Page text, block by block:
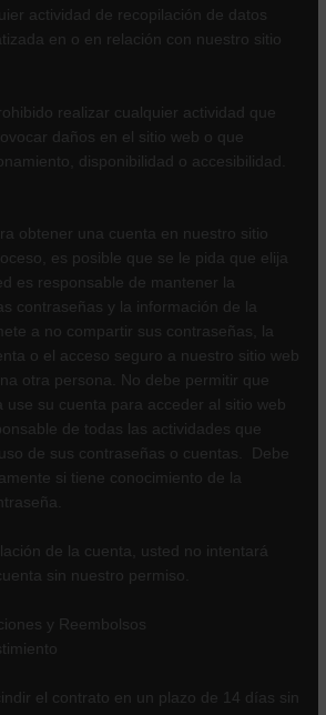
actividad de recopilación de datos
en o en relación con nuestro sitio
realizar cualquier actividad que
daños en el sitio web o que
disponibilidad o accesibilidad.
obtener una cuenta en nuestro sitio
es posible que se le pida que elija
es responsable de mantener la
contraseñas y la información de la
a no compartir sus contraseñas, la
o el acceso seguro a nuestro sitio web
otra persona. No debe permitir que
use su cuenta para acceder al sitio web
de todas las actividades que
de sus contraseñas o cuentas. Debe
si tiene conocimiento de la
de la cuenta, usted no intentará
sin nuestro permiso.
y Reembolsos
el contrato en un plazo de 14 días sin